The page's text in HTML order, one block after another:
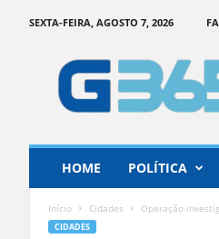
SEXTA-FEIRA, AGOSTO 7, 2026
HOME POLÍTICA
Início Cidades Operação
CIDADES